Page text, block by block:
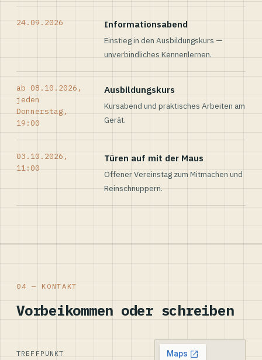
24.09.2026 Informationsabend
Einstieg in den Ausbildungskurs —
unverbindliches Kennenlernen.
ab 08.10.2026,
jeden
Donnerstag,
19:00
Ausbildungskurs
Kursabend und praktisches Arbeiten am
Gerät.
03.10.2026,
11:00
Türen auf mit der Maus
Offener Vereinstag zum Mitmachen und
Reinschnuppern.
04 — KONTAKT
Vorbeikommen oder schreiben
TREFFPUNKT